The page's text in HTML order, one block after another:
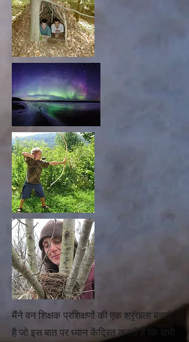
मैंने वन शिक्षक प्रशिक्षणों की एक श्रृंखला बनाई
है जो इस बात पर ध्यान केंद्रित करती है कि सभी